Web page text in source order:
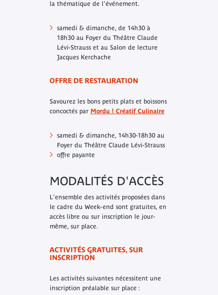
la thématique de l'événement.
samedi & dimanche, de 14h30 à
18h30 au Foyer du Théâtre Claude
Lévi-Strauss et au Salon de lecture
Jacques Kerchache
OFFRE DE RESTAURATION
Savourez les bons petits plats et boissons
concoctés par Mordu ! Créatif Culinaire
samedi & dimanche, 14h30-18h30 au
Foyer du Théâtre Claude Lévi-Strauss
offre payante
MODALITÉS D'ACCÈS
L'ensemble des activités proposées dans
le cadre du Week-end sont gratuites, en
accès libre ou sur inscription le jour-
même, sur place.
ACTIVITÉS GRATUITES, SUR
INSCRIPTION
Les activités suivantes nécessitent une
inscription préalable sur place :